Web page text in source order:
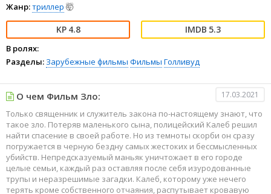
Жанр:триллер 🤯
4.8 5.3
В ролях:
Разделы: Зарубежные фильмы Фильмы Голливуд
О чем Фильм Зло: 17.03.2021
Только священник и служитель закона по-настоящему знают, что
такое зло. Потеряв маленького сына, полицейский Калеб решил
найти спасение в своей работе. Но из темноты скорби он сразу
погружается в черную бездну самых жестоких и бессмысленных
убийств. Непредсказуемый маньяк уничтожает в его городе
целые семьи, каждый раз оставляя после себя изуродованные
трупы и неразрешимые загадки. Калеб, которому уже нечего
терять кроме собственного отчаяния, распутывает кровавую